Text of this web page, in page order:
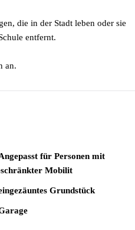
die in der Stadt leben oder sie
entfernt.
an.
für Personen mit
Mobilit
Grundstück